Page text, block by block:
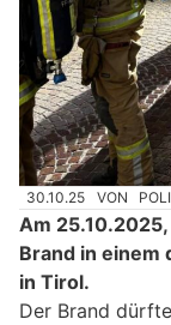
30.10.25 VON
Am
Brand in einem
in Tirol.
Der Brand